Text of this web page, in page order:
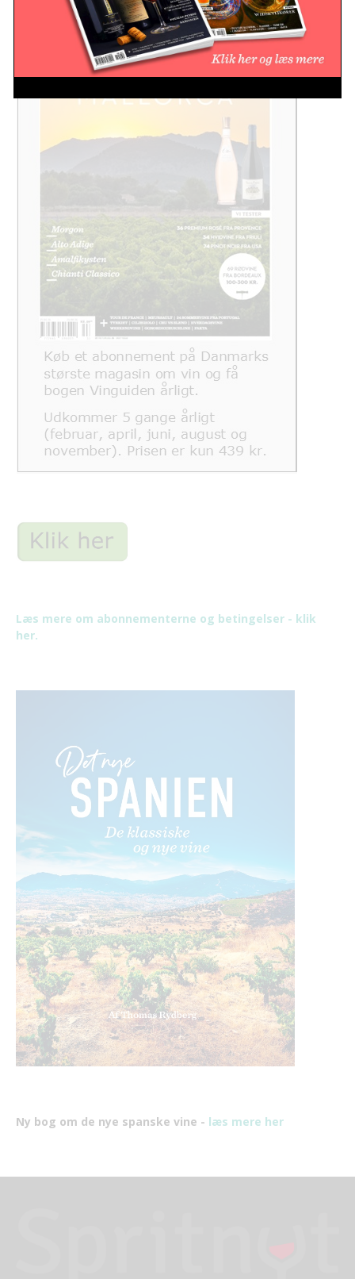
Læs mere om abonnementerne og betingelser - klik
her.
Ny bog om de nye spanske vine - læs mere her